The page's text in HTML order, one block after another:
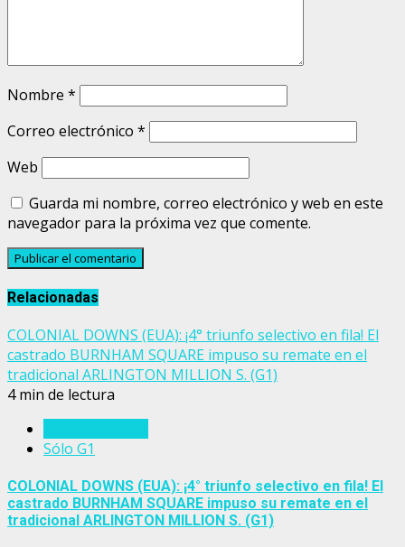
Nombre *
Correo electrónico *
Web
Guarda mi nombre, correo electrónico y web en este
navegador para la próxima vez que comente.
Relacionadas
COLONIAL DOWNS (EUA): ¡4° triunfo selectivo en fila! El
castrado BURNHAM SQUARE impuso su remate en el
tradicional ARLINGTON MILLION S. (G1)
4 min de lectura
Sólo G1
COLONIAL DOWNS (EUA): ¡4° triunfo selectivo en fila! El
castrado BURNHAM SQUARE impuso su remate en el
tradicional ARLINGTON MILLION S. (G1)